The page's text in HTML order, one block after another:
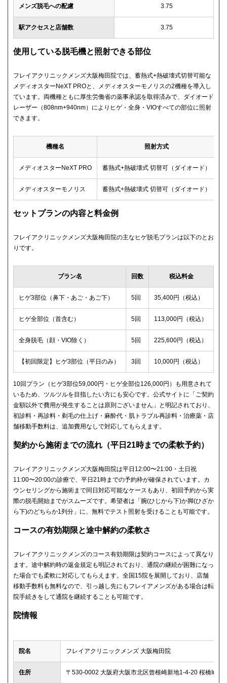
メンズ脱毛への配慮 3.75
駅アクセスと店舗数 3.75
使用している脱毛機と照射できる部位
フレイアクリニックメンズ大阪梅田院では、蓄熱式+熱破壊式切替可能な
メディオスターNeXT PROと、メディオスターモノリスの2機種を導入し
ています。両機種ともに厚生労働省の薬事承認を取得済みで、ダイオード
レーザー（808nm+940nm）によりヒゲ・全身・VIOすべての部位に照射
できます。
機種名 照射方式
メディオスターNeXT PRO 蓄熱式+熱破壊式 切替可（ダイオード）
メディオスターモノリス 蓄熱式+熱破壊式 切替可（ダイオード）
セットプランの内容と料金例
フレイアクリニックメンズ大阪梅田院の主なヒゲ脱毛プランは以下のとお
りです。
プラン名 回数 税込料金
ヒゲ3部位（鼻下・あご・あご下） 5回 35,400円（税込）
ヒゲ全部位（首含む） 5回 113,000円（税込）
全身脱毛（顔・VIO除く） 5回 225,600円（税込）
【初回限定】ヒゲ3部位（平日のみ） 3回 10,000円（税込）
10回プラン（ヒゲ3部位59,000円・ヒゲ全部位126,000円）も用意されて
いるため、ツルツルを目指したい方にも安心です。公式サイトに「ご契約
金額以外で費用が発生することは原則ございません」と明記されており、
初診料・再診料・剃毛の仕上げ・麻酔代・肌トラブル再診料・治療薬・店
舗移動手数料は、追加費用なしで対応してもらえます。
契約から施術までの流れ（平日21時までの柔軟予約）
フレイアクリニックメンズ大阪梅田院は平日12:00〜21:00・土日祝
11:00〜20:00の診療で、平日21時までの予約枠が確保されています。カ
ウンセリングから施術まで同日対応可能なケースもあり、初回予約から実
際の脱毛開始までがスムーズです。希望者は「腕(ひじから下)か脚(ひざか
ら下)のどちらか1列分」に、無料でテスト照射を受けることも可能です。
コースの有効期限と途中解約の柔軟さ
フレイアクリニックメンズのコース有効期限は契約コースによって異なり
ます。途中解約時の返金規定も明記されており、通院の継続が困難になっ
た場合でも柔軟に対応してもらえます。全国15院を展開しており、店舗
移動手数料も無料なので、引っ越し先にもフレイアメンズがある場合は転
院手続きをして通院を継続することも可能です。
院情報
院名 フレイアクリニックメンズ 大阪梅田院
住所 〒530-0002 大阪府大阪市北区曾根崎新地1-4-20 桜橋Imビ